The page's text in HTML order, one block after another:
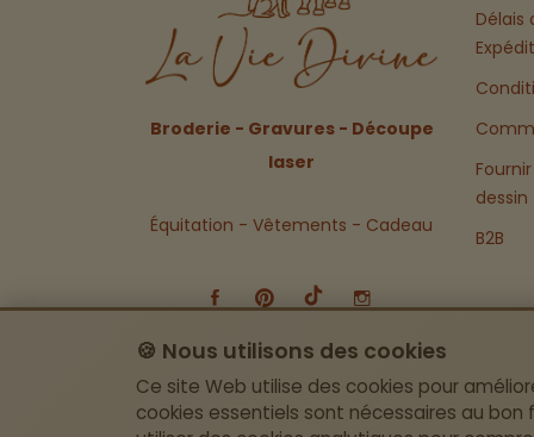
Broderie - Gravures - Découpe
laser
Équitation - Vêtements - Cadeau
Délais
dessin
B2B
🍪 Nous utilisons des cookies
Ce site Web utilise des cookies pour
cookies essentiels sont nécessaires au